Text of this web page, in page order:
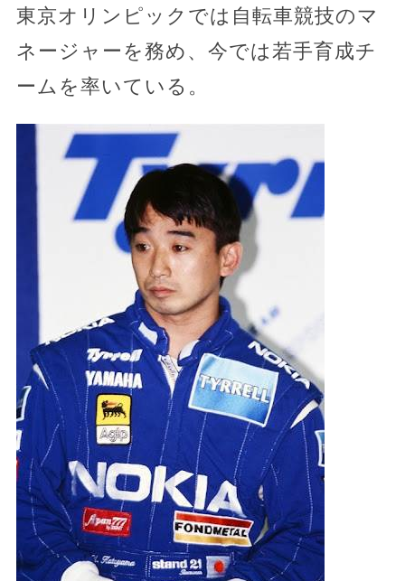
東京オリンピックでは自転車競技のマ
ネージャーを務め、今では若手育成チ
ームを率いている。